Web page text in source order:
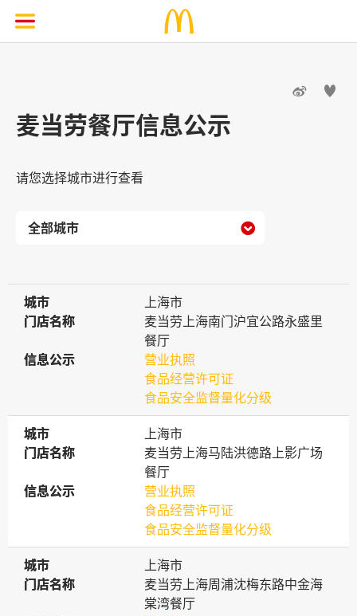
 
麦当劳餐厅信息公示
请您选择城市进行查看

城市
城市
上海市
门店名称
门店名称
麦当劳上海南门沪宜公路永盛里
餐厅
信息公示
信息公示
营业执照
食品经营许可证
食品安全监督量化分级
城市
城市
上海市
门店名称
门店名称
麦当劳上海马陆洪德路上影广场
餐厅
信息公示
信息公示
营业执照
食品经营许可证
食品安全监督量化分级
城市
城市
上海市
门店名称
门店名称
麦当劳上海周浦沈梅东路中金海
棠湾餐厅